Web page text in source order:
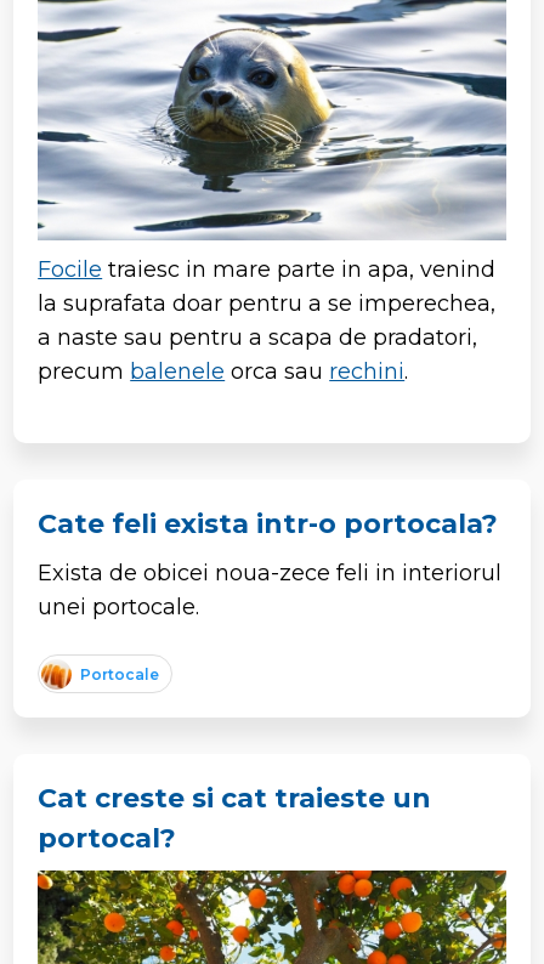
Focile traiesc in mare parte in apa, venind
la suprafata doar pentru a se imperechea,
a naste sau pentru a scapa de pradatori,
precum balenele orca sau rechini.
Cate feli exista intr-o portocala?
Exista de obicei noua-zece feli in interiorul
unei portocale.
Portocale
Cat creste si cat traieste un
portocal?